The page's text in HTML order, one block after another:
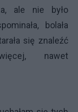
ale nie było
bolała
się znaleźć
nawet